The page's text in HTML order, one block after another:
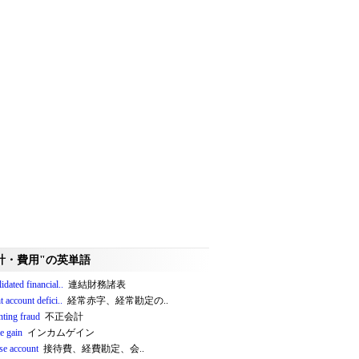
・費用"の英単語
financial.. 連結財務諸表
account defici.. 経常赤字、経常勘定の..
fraud 不正会計
gain インカムゲイン
account接待費、経費勘定、会..